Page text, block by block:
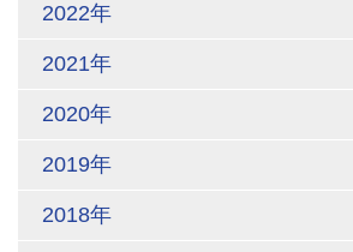
2022年
2021年
2020年
2019年
2018年